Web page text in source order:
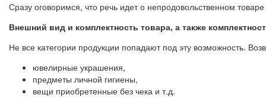
Сразу оговоримся, что речь идет о непродовольственном
Внешний вид и комплектность товара, а также
Не все категории продукции попадают под эту возможность.
ювелирные украшения,
предметы личной гигиены,
вещи приобретенные без чека и т.д.